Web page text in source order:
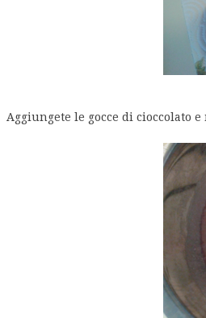
Aggiungete le gocce di cioccolato